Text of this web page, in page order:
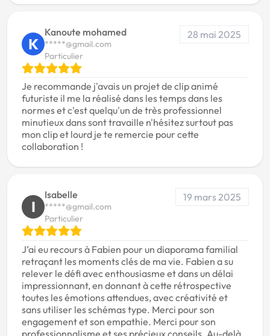
K
Kanoute mohamed
*****@gmail.com
Particulier
28 mai 2025
Je recommande j'avais un projet de clip animé
futuriste il me la réalisé dans les temps dans les
normes et c'est quelqu'un de très professionnel
minutieux dans sont travaille n'hésitez surtout pas
mon clip et lourd je te remercie pour cette
collaboration !
I
Isabelle
*****@gmail.com
Particulier
19 mars 2025
J’ai eu recours à Fabien pour un diaporama familial
retraçant les moments clés de ma vie. Fabien a su
relever le défi avec enthousiasme et dans un délai
impressionnant, en donnant à cette rétrospective
toutes les émotions attendues, avec créativité et
sans utiliser les schémas type. Merci pour son
engagement et son empathie. Merci pour son
professionnalisme et ses précieux conseils. Au-delà